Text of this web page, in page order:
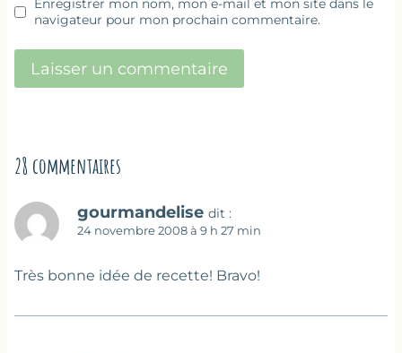
Enregistrer mon nom, mon e-mail et mon site dans le
navigateur pour mon prochain commentaire.
28 commentaires
gourmandelise dit :
24 novembre 2008 à 9 h 27 min
Très bonne idée de recette! Bravo!